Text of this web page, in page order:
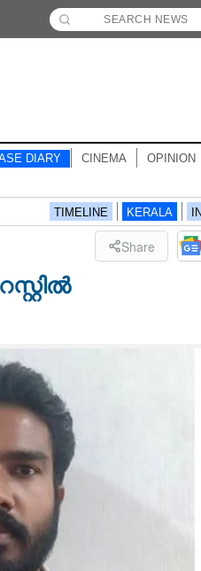
DIARY CINEMA OPINION
TIMELINE KERALA
Share